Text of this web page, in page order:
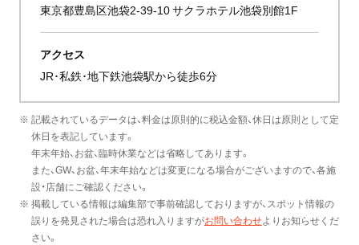
東京都豊島区池袋2-39-10 サクラホテル池袋別館1F
アクセス
JR･私鉄･地下鉄池袋駅から徒歩6分
※ 記載されているデータは、料金は原則的に税込金額、休日は原則として定
休日を表記しています。
年末年始、お盆、臨時休業などは省略してあります。
また、GW、お盆、年末年始などは変更になる場合がございますので、各施
設・店舗にご確認ください。
※ 掲載している情報は編集部で事前確認しておりますが、スポット情報の
誤りを発見された場合は恐れ入りますがお問い合わせよりお知らせくだ
さい。